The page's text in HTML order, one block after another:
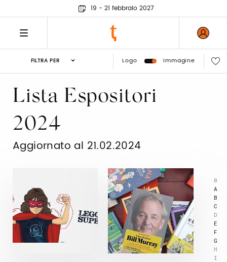
19 - 21 febbraio 2027
FILTRA PER Logo Immagine
0
A
B
C
D
E
F
G
H
I
Lista Espositori
2024
Aggiornato al 21.02.2024